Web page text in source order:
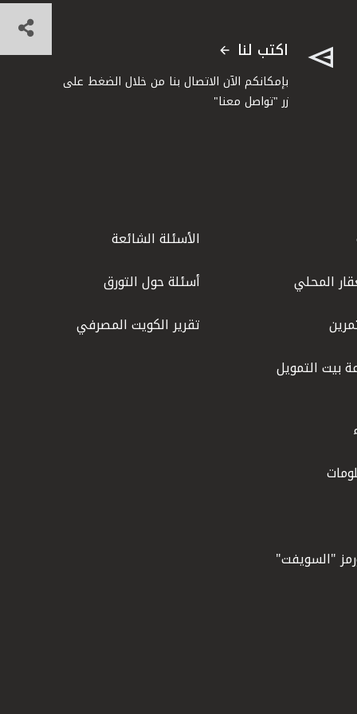
اكتب لنا
بإمكانكم الآن الاتصال بنا من خلال الضغط على
زر "تواصل معنا"
المحلي
بيت التمويل
"السويفت"
الأسئلة الشائعة
أسئلة حول التورق
تقرير الكويت المصرفي